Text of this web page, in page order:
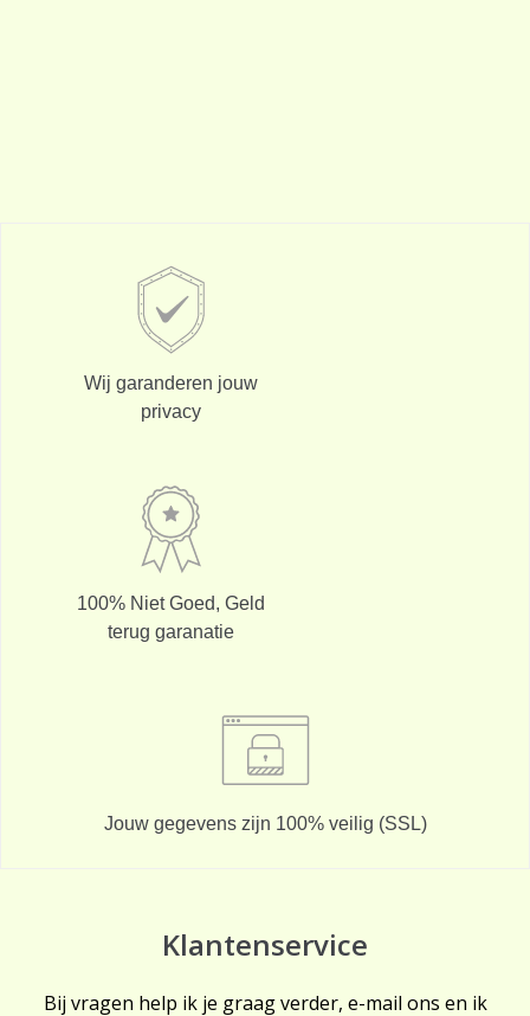
Wij garanderen jouw
privacy
100% Niet Goed, Geld
terug garanatie
Jouw gegevens zijn 100% veilig (SSL)
Klantenservice
Bij vragen help ik je graag verder, e-mail ons en ik